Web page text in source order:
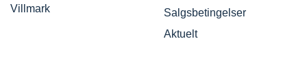
Villmark
Salgsbetingelser
Aktuelt